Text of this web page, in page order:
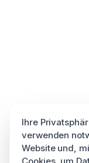
Ihre
verwenden
Website und,